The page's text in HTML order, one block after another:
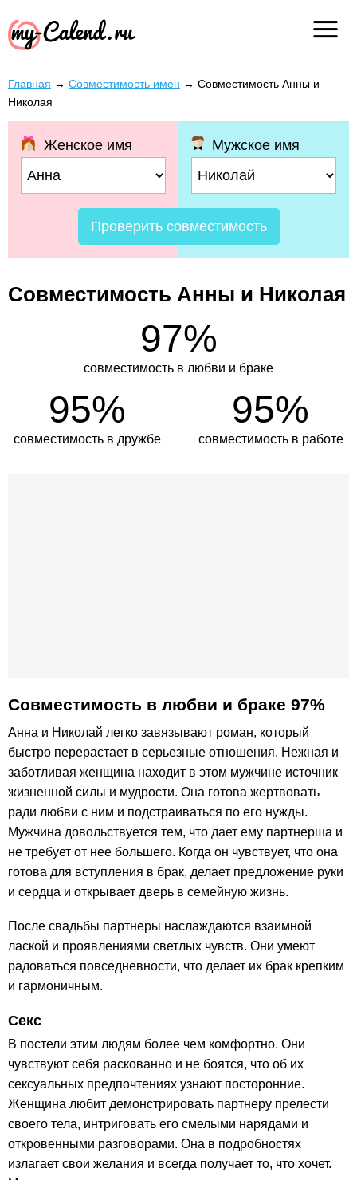
Главная → Совместимость имен → Совместимость Анны и
Николая
Женское имя Мужское имя
Проверить совместимость
Совместимость Анны и Николая
97%
совместимость в любви и браке
95%
совместимость в дружбе
95%
совместимость в работе
Совместимость в любви и браке 97%
Анна и Николай легко завязывают роман, который
быстро перерастает в серьезные отношения. Нежная и
заботливая женщина находит в этом мужчине источник
жизненной силы и мудрости. Она готова жертвовать
ради любви с ним и подстраиваться по его нужды.
Мужчина довольствуется тем, что дает ему партнерша и
не требует от нее большего. Когда он чувствует, что она
готова для вступления в брак, делает предложение руки
и сердца и открывает дверь в семейную жизнь.
После свадьбы партнеры наслаждаются взаимной
лаской и проявлениями светлых чувств. Они умеют
радоваться повседневности, что делает их брак крепким
и гармоничным.
Секс
В постели этим людям более чем комфортно. Они
чувствуют себя раскованно и не боятся, что об их
сексуальных предпочтениях узнают посторонние.
Женщина любит демонстрировать партнеру прелести
своего тела, интриговать его смелыми нарядами и
откровенными разговорами. Она в подробностях
излагает свои желания и всегда получает то, что хочет.